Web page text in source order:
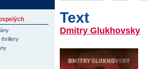
Text
Dmitry Glukhovsky
thrillery